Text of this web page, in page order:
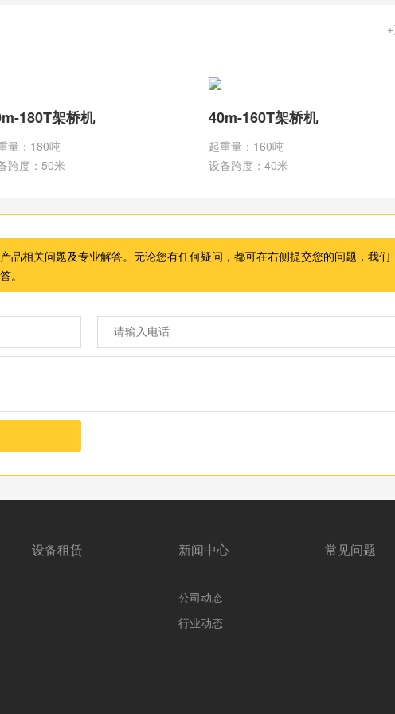
180T架桥机
量：180吨
跨度：50米
40m-160T架桥机
起重量：160吨
设备跨度：40米
品相关问题及专业解答。无论您有任何疑问，都可在右侧提交您的问题，我们
。
设备租赁 新闻中心
公司动态
行业动态
常见问题